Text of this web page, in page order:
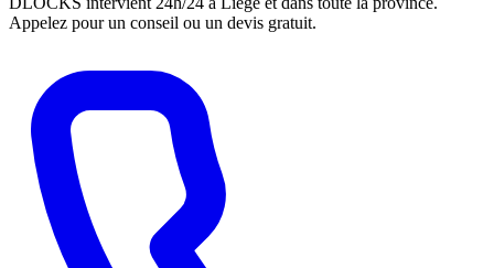
Appelez pour un conseil ou un devis gratuit.